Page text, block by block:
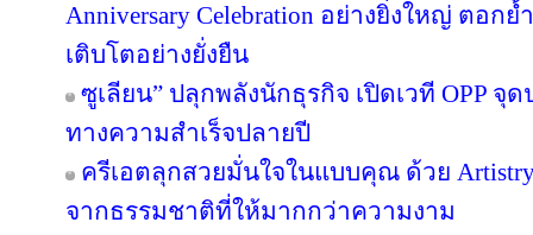
Anniversary Celebration อย่างยิ่งใหญ่ ตอก
เติบโตอย่างยั่งยืน
ซูเลียน” ปลุกพลังนักธุรกิจ เปิดเวที OPP จุ
ทางความสำเร็จปลายปี
ครีเอตลุกสวยมั่นใจในแบบคุณ ด้วย
จากธรรมชาติที่ให้มากกว่าความงาม